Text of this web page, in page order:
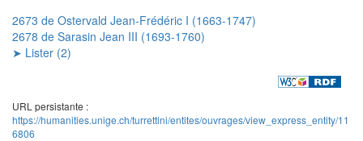
2673 de Ostervald Jean-Frédéric I (1663-1747)
2678 de Sarasin Jean III (1693-1760)
➤ Lister (2)
URL persistante :
https://humanities.unige.ch/turrettini/entites/ouvrages/view_express_entity/11
6806